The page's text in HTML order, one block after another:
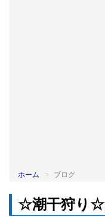
ホーム ブログ
☆潮干狩り☆